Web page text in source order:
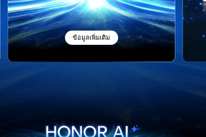
ข้อมูลเพิ่มเติม